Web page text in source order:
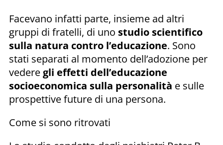
Facevano infatti parte, insieme ad altri
gruppi di fratelli, di uno studio scientifico
sulla natura contro l’educazione. Sono
stati separati al momento dell’adozione per
vedere gli effetti dell’educazione
socioeconomica sulla personalità e sulle
prospettive future di una persona.
Come si sono ritrovati